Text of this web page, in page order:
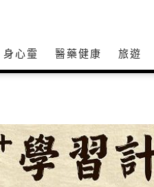
身心𩆜 醫藥健康 旅遊